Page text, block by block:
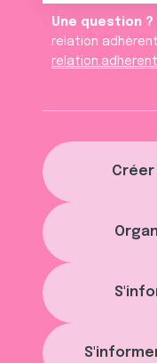
Une question ?
relation